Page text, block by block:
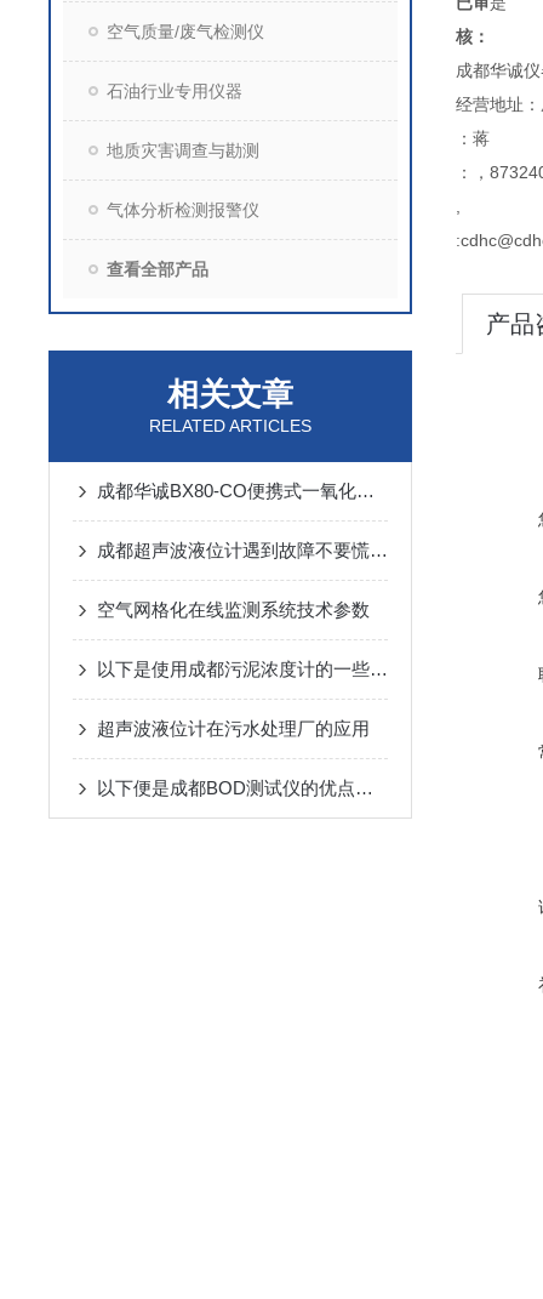
空气质量/废气检测仪
石油行业专用仪器
地质灾害调查与勘测
气体分析检测报警仪
查看全部产品
相关文章
RELATED ARTICLES
成都华诚BX80-CO便携式一氧化碳检测报警仪*
成都超声波液位计遇到故障不要慌！先看下文
空气网格化在线监测系统技术参数
以下是使用成都污泥浓度计的一些注意事项
超声波液位计在污水处理厂的应用
以下便是成都BOD测试仪的优点及事项
核：
成都华诚
经营地址
：蒋
：，
产品